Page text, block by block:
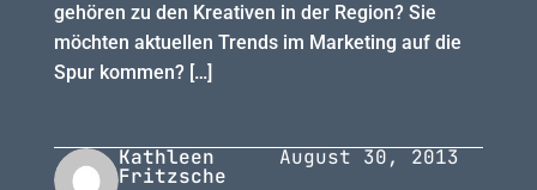
gehören zu den Kreativen in der Region? Sie
möchten aktuellen Trends im Marketing auf die
Spur kommen? […]
Kathleen
Fritzsche
August 30, 2013